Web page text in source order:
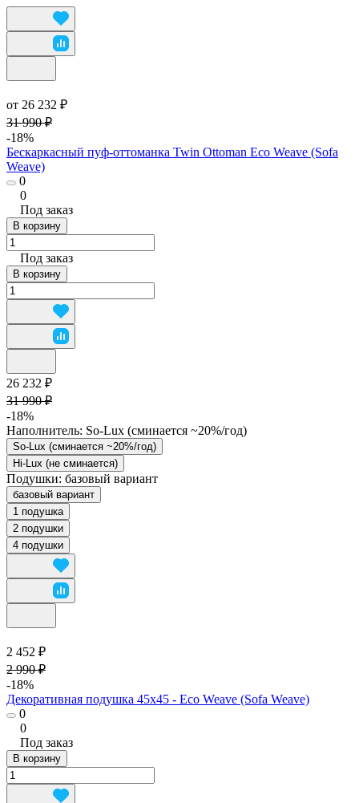
от 26 232 ₽
31 990 ₽
-18%
Бескаркасный пуф-оттоманка Twin Ottoman Eco Weave (Sofa
Weave)
0
0
Под заказ
В корзину
Под заказ
В корзину
26 232 ₽
31 990 ₽
-18%
Наполнитель: So-Lux (cминается ~20%/год)
So-Lux (cминается ~20%/год)
Hi-Lux (не сминается)
Подушки: базовый вариант
базовый вариант
1 подушка
2 подушки
4 подушки
2 452 ₽
2 990 ₽
-18%
Декоративная подушка 45х45 - Eco Weave (Sofa Weave)
0
0
Под заказ
В корзину